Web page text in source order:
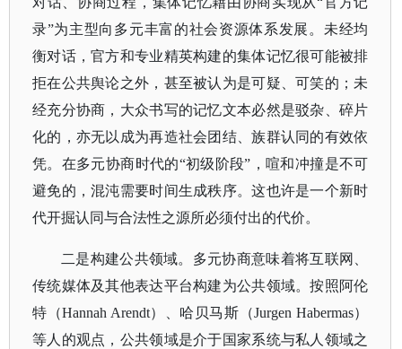
录”为主型向多元丰富的社会资源体系发展。 未经均
衡对话，官方和专业精英构建的集体记忆很可能被排
拒在公共舆论之外，甚至被认为是可疑、可笑的；未
经充分协商，大众书写的记忆文本必然是驳杂、碎片
化的，亦无以成为再造社会团结、族群认同的有效依
凭。 在多元协商时代的“初级阶段”，喧和冲撞是不可
避免的，混沌需要时间生成秩序。这也许是一个新时
代开掘认同与合法性之源所必须付出的代价。
二是构建公共领域。多元协商意味着将互联网、
传统媒体及其他表达平台构建为公共领域。按照阿伦
特（Hannah Arendt）、哈贝马斯（Jurgen Habermas）
等人的观点，公共领域是介于国家系统与私人领域之